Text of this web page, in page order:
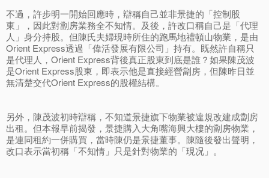
不過，許步明一開始回應時，辯稱自己並非景捷的「控制股
東」，因此對劏房業務全不知情。及後，許改口稱自己是「代理
人」身分持股。但陳氏夫婦現時所住的跑馬地禮頓山物業，是由
Orient Express透過「偉活發展有限公司」持有。既然許自稱只
是代理人，Orient Express背後真正股東到底是誰？如果陳茂波
是Orient Express股東，即表示他是直接經營劏房，但陳昨日並
無清楚交代Orient Express的股權結構。
另外，陳茂波初時辯稱，不知道景捷旗下物業被違規改建成劏房
出租。但本報早前揭發，景捷購入大角嘴海興大樓的劏房物業，
是連同租約一併購買，當時陳仍是景捷董事。陳隨後發出聲明，
改口表示當初稱「不知情」只是針對物業的「現况」。